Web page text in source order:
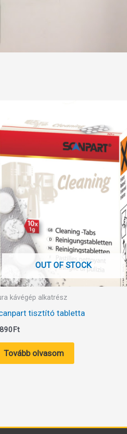
OUT OF STOCK
kávégép alkatrész
tisztító tabletta
Ft
Tovább olvasom